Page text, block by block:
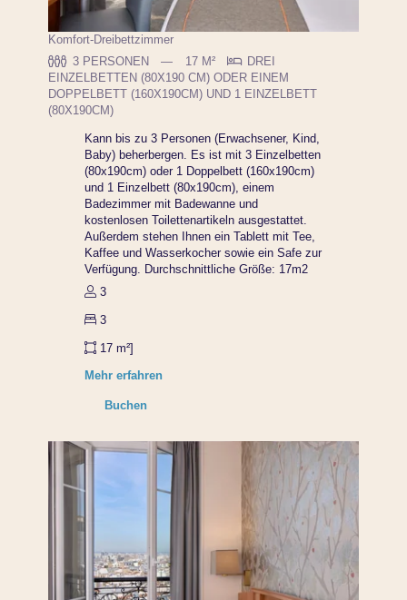
Komfort-Dreibettzimmer
3 PERSONEN
17 M²
DREI
EINZELBETTEN (80X190 CM) ODER EINEM
DOPPELBETT (160X190CM) UND 1 EINZELBETT
(80X190CM)
Kann bis zu 3 Personen (Erwachsener, Kind,
Baby) beherbergen. Es ist mit 3 Einzelbetten
(80x190cm) oder 1 Doppelbett (160x190cm)
und 1 Einzelbett (80x190cm), einem
Badezimmer mit Badewanne und
kostenlosen Toilettenartikeln ausgestattet.
Außerdem stehen Ihnen ein Tablett mit Tee,
Kaffee und Wasserkocher sowie ein Safe zur
Verfügung. Durchschnittliche Größe: 17m2
3
3
17 m²]
Mehr erfahren
Buchen